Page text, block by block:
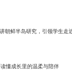
朝鲜半岛研究，引领学生走
懂成长里的温柔与陪伴